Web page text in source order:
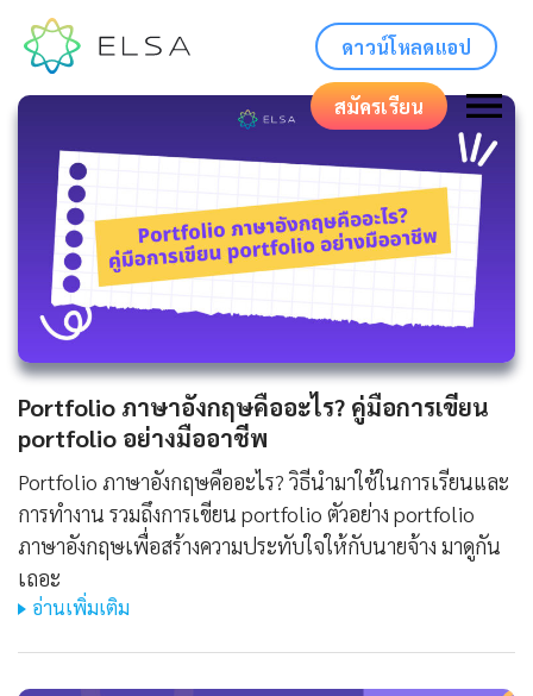
ดาวน์โหลดแอป
สมัครเรียน
Portfolio ภาษาอังกฤษคืออะไร? คู่มือการเขียน
portfolio อย่างมืออาชีพ
Portfolio ภาษาอังกฤษคืออะไร? วิธีนำมาใช้ในการเรียนและ
การทำงาน รวมถึงการเขียน portfolio ตัวอย่าง portfolio
ภาษาอังกฤษเพื่อสร้างความประทับใจให้กับนายจ้าง มาดูกัน
เถอะ
อ่านเพิ่มเติม